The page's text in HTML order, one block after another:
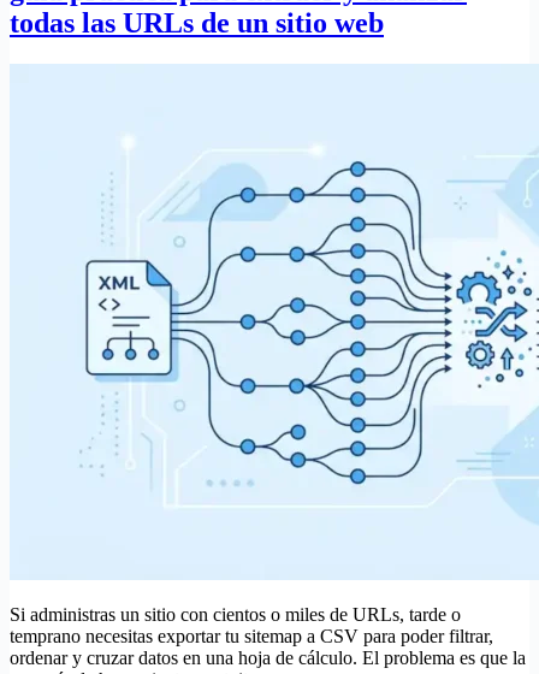
todas las URLs de un sitio web
Si administras un sitio con cientos o miles de URLs, tarde o
temprano necesitas exportar tu sitemap a CSV para poder filtrar,
ordenar y cruzar datos en una hoja de cálculo. El problema es que la